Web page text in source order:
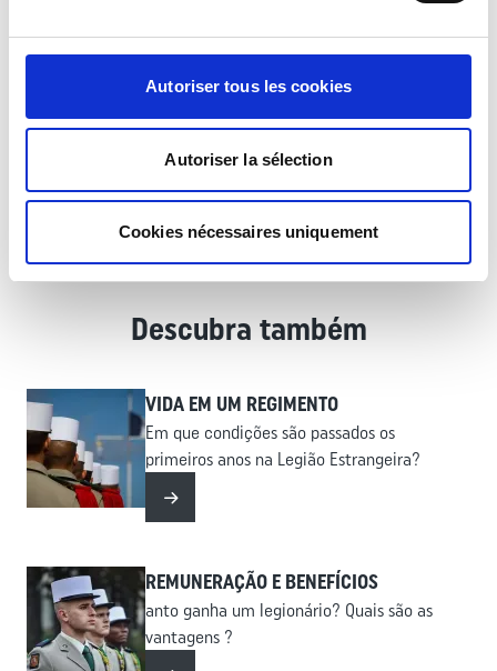
Autoriser tous les cookies
Autoriser la sélection
Cookies nécessaires uniquement
(samochodu motocykla itd.)
Descubra também
VIDA EM UM REGIMENTO
Em que condições são passados ​​os
primeiros anos na Legião Estrangeira?
Leia mais
REMUNERAÇÃO E BENEFÍCIOS
anto ganha um legionário? Quais são as
vantagens ?